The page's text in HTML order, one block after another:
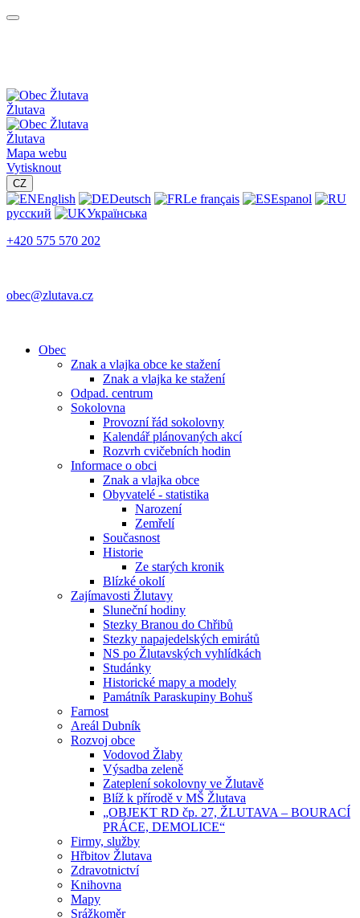
Žlutava
Žlutava
Mapa webu
Vytisknout
CZ
English Deutsch Le français
Espanol
русский
Українська
+420 575 570 202
obec@zlutava.cz
Obec
Znak a vlajka obce ke stažení
Znak a vlajka ke stažení
Odpad. centrum
Sokolovna
Provozní řád sokolovny
Kalendář plánovaných akcí
Rozvrh cvičebních hodin
Informace o obci
Znak a vlajka obce
Obyvatelé - statistika
Narození
Zemřelí
Současnost
Historie
Ze starých kronik
Blízké okolí
Zajímavosti Žlutavy
Sluneční hodiny
Stezky Branou do Chřibů
Stezky napajedelských emirátů
NS po Žlutavských vyhlídkách
Studánky
Historické mapy a modely
Památník Paraskupiny Bohuš
Farnost
Areál Dubník
Rozvoj obce
Vodovod Žlaby
Výsadba zeleně
Zateplení sokolovny ve Žlutavě
Blíž k přírodě v MŠ Žlutava
„OBJEKT RD čp. 27, ŽLUTAVA – BOURACÍ
PRÁCE, DEMOLICE“
Firmy, služby
Hřbitov Žlutava
Zdravotnictví
Knihovna
Mapy
Srážkoměr